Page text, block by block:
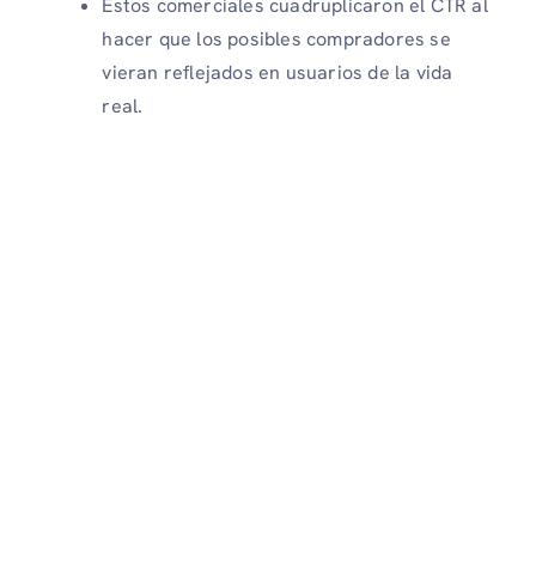
hacer que los posibles compradores se
vieran reflejados en usuarios de la vida
real.